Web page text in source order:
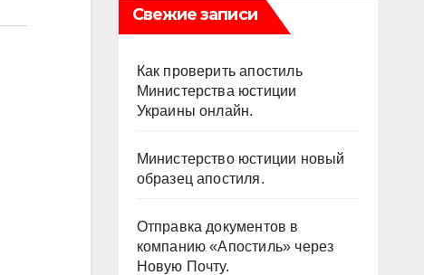
Свежие записи
Как проверить апостиль
Министерства юстиции
Украины онлайн.
Министерство юстиции новый
образец апостиля.
Отправка документов в
компанию «Апостиль» через
Новую Почту.